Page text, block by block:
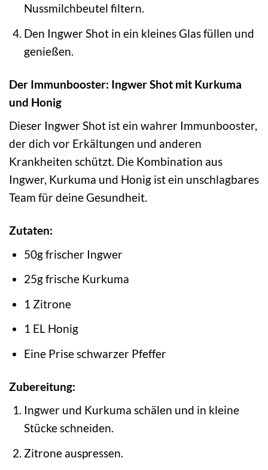
Nussmilchbeutel filtern.
Den Ingwer Shot in ein kleines Glas füllen und
genießen.
Der Immunbooster: Ingwer Shot mit Kurkuma
und Honig
Dieser Ingwer Shot ist ein wahrer Immunbooster,
der dich vor Erkältungen und anderen
Krankheiten schützt. Die Kombination aus
Ingwer, Kurkuma und Honig ist ein unschlagbares
Team für deine Gesundheit.
Zutaten:
50g frischer Ingwer
25g frische Kurkuma
1 Zitrone
1 EL Honig
Eine Prise schwarzer Pfeffer
Zubereitung:
Ingwer und Kurkuma schälen und in kleine
Stücke schneiden.
Zitrone auspressen.